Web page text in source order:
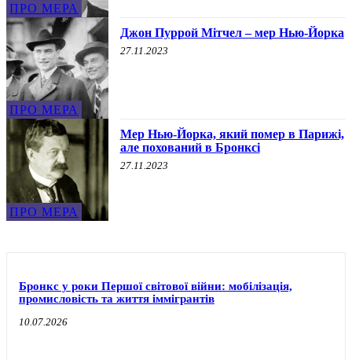
ПРО МЕРА
ПРО МЕРА
Джон Пуррой Мітчел – мер Нью-Йорка
27.11.2023
ПРО МЕРА
Мер Нью-Йорка, який помер в Парижі,
але похований в Бронксі
27.11.2023
Бронкс у роки Першої світової війни: мобілізація,
промисловість та життя іммігрантів
10.07.2026